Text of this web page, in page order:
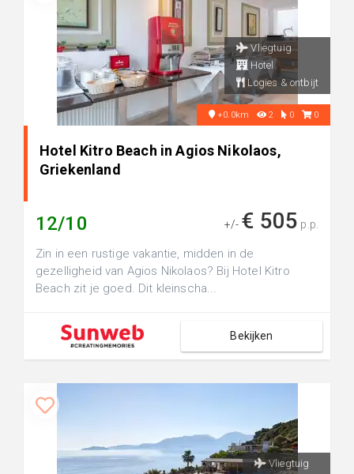
Vliegtuig
Hotel
Logies & ontbijt
+0.0km 2 0 0
Hotel Kitro Beach in Agios Nikolaos,
Griekenland
12/10 +/- € 505 p.p.
Zin in een rustige vakantie, midden in de
gezelligheid van Agios Nikolaos? Bij Hotel Kitro
Beach zit je goed. Dit kleinscha...
Bekijken
Vliegtuig